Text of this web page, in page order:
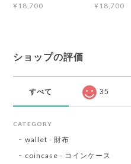
¥18,700
¥18,700
ショップの評価
すべて 35
CATEGORY
wallet - 財布
coincase - コインケース